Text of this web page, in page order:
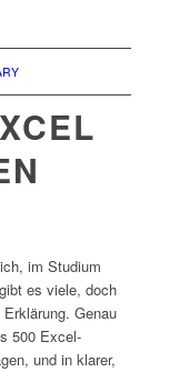
im Studium
es viele, doch
Genau
500 Excel-
und in klarer,